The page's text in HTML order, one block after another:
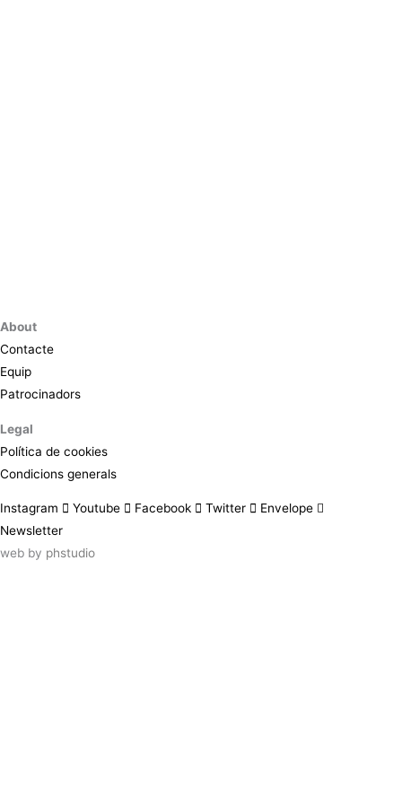
About
Contacte
Equip
Patrocinadors
Legal
Política de cookies
Condicions generals
Instagram Youtube Facebook Twitter
Envelope
Newsletter
web by phstudio